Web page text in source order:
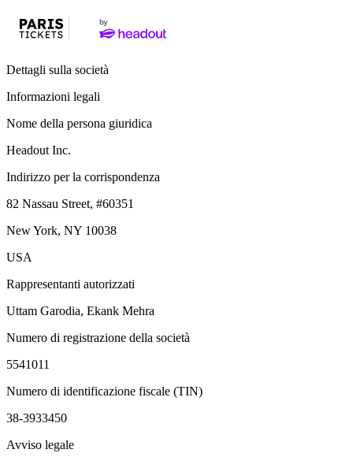
Dettagli sulla società
Informazioni legali
Nome della persona giuridica
Headout Inc.
Indirizzo per la corrispondenza
82 Nassau Street, #60351
New York, NY 10038
USA
Rappresentanti autorizzati
Uttam Garodia, Ekank Mehra
Numero di registrazione della società
5541011
Numero di identificazione fiscale (TIN)
38-3933450
Avviso legale